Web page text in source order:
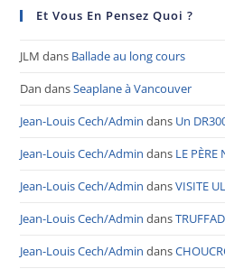
Et Vous En Pensez Quoi ?
JLM dans Ballade au long cours
Dan dansSeaplane à Vancouver
Jean-Louis Cech/Admin dans Un
Jean-Louis Cech/Admin dans LE PÈRE
Jean-Louis Cech/Admin dansVISITE
Jean-Louis Cech/Admin dans
Jean-Louis Cech/Admin dans